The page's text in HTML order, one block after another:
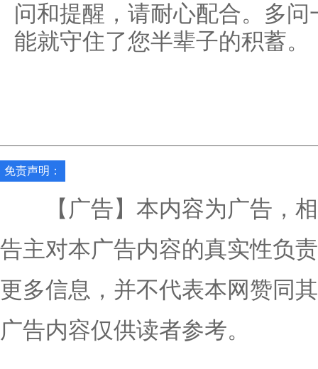
问和提醒，请耐心配合。多
能就守住了您半辈子的积蓄。
免责声明：
【广告】本内容为广告，相
告主对本广告内容的真实性负
更多信息，并不代表本网赞同
广告内容仅供读者参考。